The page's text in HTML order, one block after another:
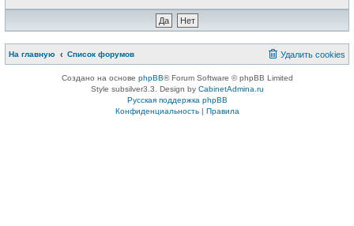
На главную Список форумов Удалить cookies
Создано на основе phpBB® Forum Software © phpBB Limited
Style subsilver3.3. Design by CabinetAdmina.ru
Русская поддержка phpBB
Конфиденциальность| Правила